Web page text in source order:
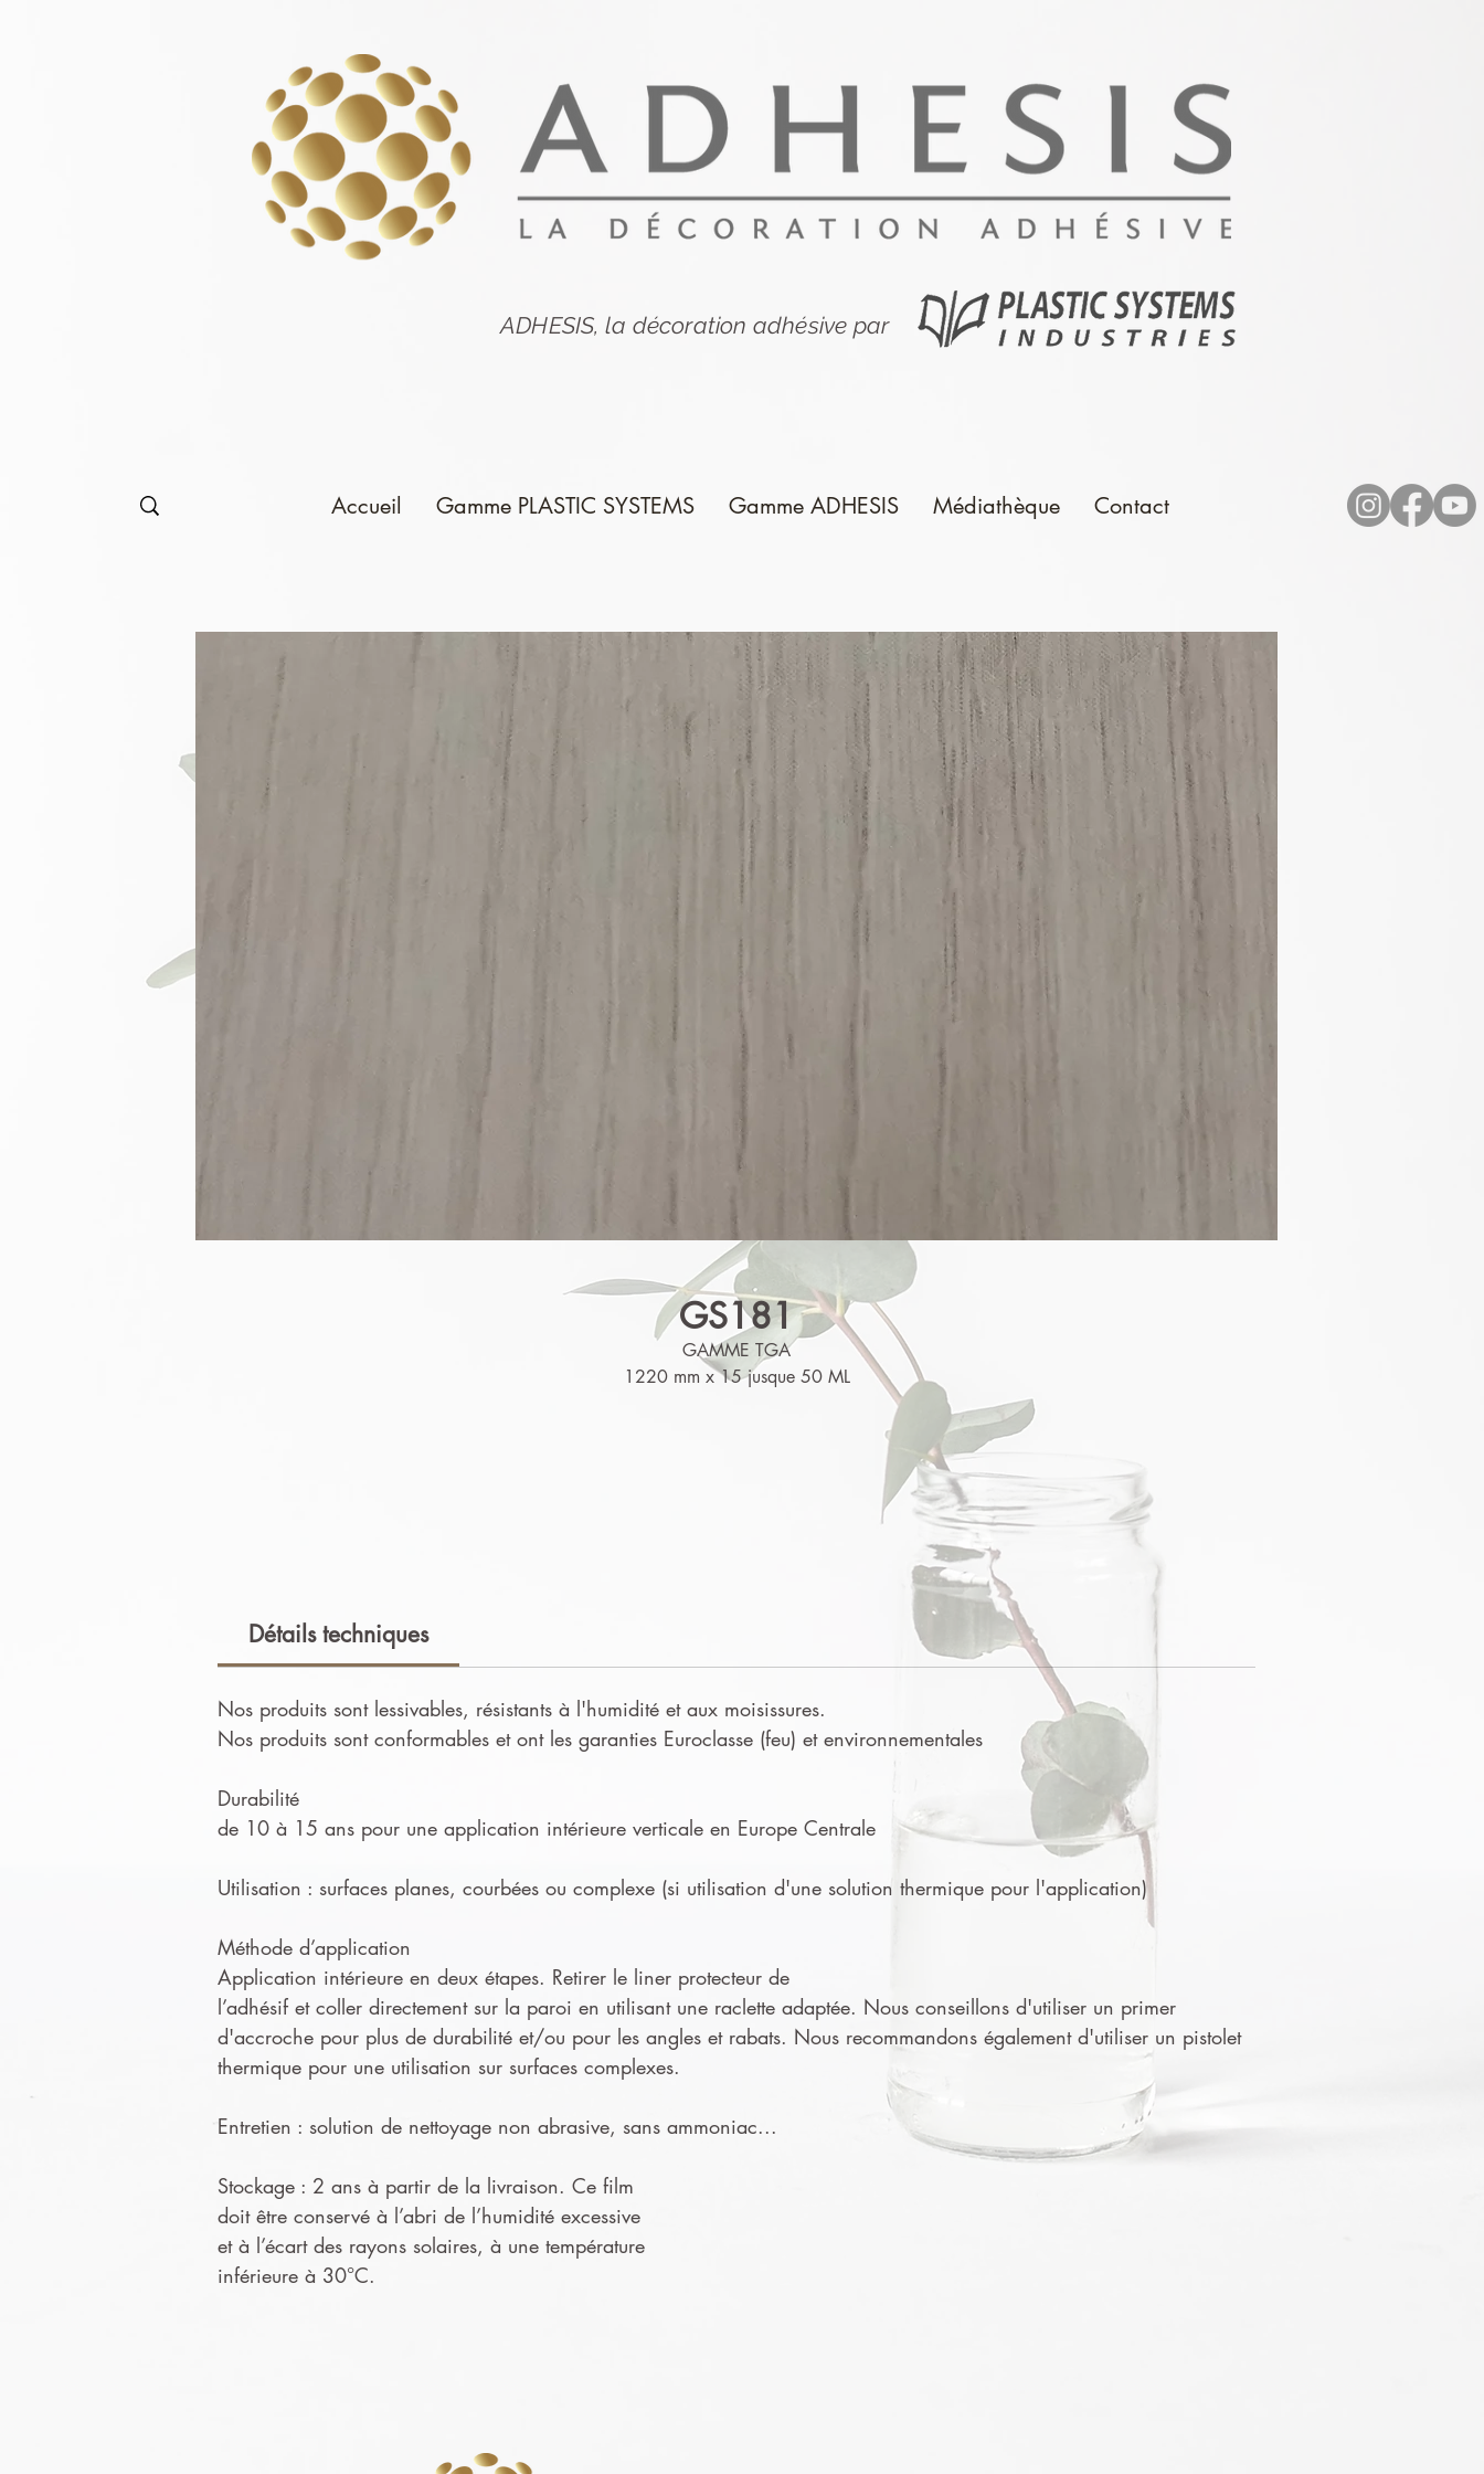
ADHESIS, la décoration adhésive par
Accueil Gamme PLASTIC SYSTEMS Gamme ADHESIS Médiathèque Contact
GS181
GAMME TGA
1220 mm x 15 jusque 50 ML
Détails techniques
Nos produits sont lessivables, résistants à l'humidité et aux moisissures.
Nos produits sont conformables et ont les garanties Euroclasse (feu) et environnementales
Durabilité
de 10 à 15 ans pour une application intérieure verticale en Europe Centrale
Utilisation : surfaces planes, courbées ou complexe (si utilisation d'une solution thermique pour l'application)
Méthode d’application
Application intérieure en deux étapes. Retirer le liner protecteur de
l’adhésif et coller directement sur la paroi en utilisant une raclette adaptée. Nous conseillons d'utiliser un primer
d'accroche pour plus de durabilité et/ou pour les angles et rabats. Nous recommandons également d'utiliser un pistolet
thermique pour une utilisation sur surfaces complexes.
Entretien : solution de nettoyage non abrasive, sans ammoniac...
Stockage : 2 ans à partir de la livraison. Ce film
doit être conservé à l’abri de l’humidité excessive
et à l’écart des rayons solaires, à une température
inférieure à 30°C.